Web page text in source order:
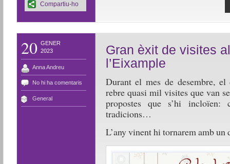
Compartiu-ho
20 GENER
2023
Anna Andreu
No hi ha comentaris
General
Gran èxit de visites
l’Eixample
Durant el mes de desembre, el
rebre quasi mil visites que van
propostes que s’hi incloïen:
tradicions…
L’any vinent hi tornarem amb